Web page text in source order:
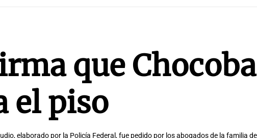
que
el piso
elaborado por la Policía Federal, fue pedido por los abogados de la familia